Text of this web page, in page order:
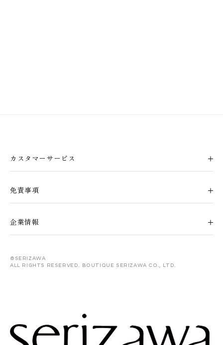
カスタマーサービス
免責事項
企業情報
©serizawa
All rights reserved. Boutique Serizawa Co., Ltd.